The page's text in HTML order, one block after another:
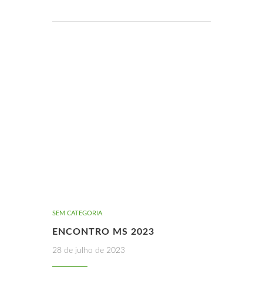
SEM CATEGORIA
ENCONTRO MS 2023
28 de julho de 2023